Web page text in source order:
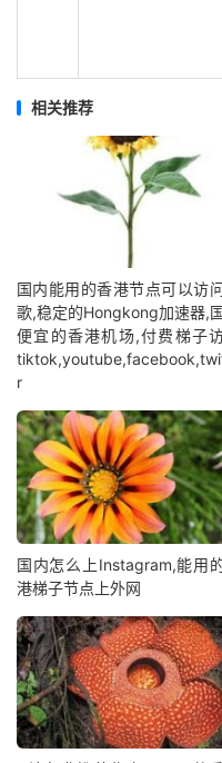
相关推荐
国内能用的香港节点可以访
歌,稳定的Hongkong加速器,
便宜的香港机场,付费梯子
r
国内怎么上Instagram,能用
港梯子节点上外网